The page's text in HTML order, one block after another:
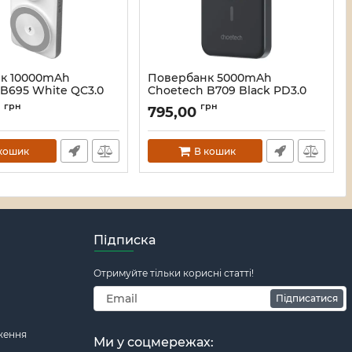
10000mAh
White QC3.0
зарядка
та Apple Watch
грн
Повербанк 5000mAh
Choetech B709 Black PD3.0
бездротова магнітна зарядка
Артикул:43-00148
795,00 грн
В кошик
Підписка
Отримуйте тільки корисні статті!
Підписатися
Ми у соцмережах: